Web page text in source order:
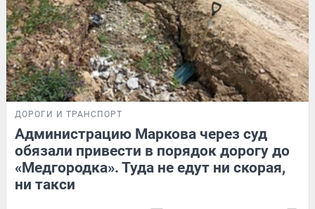
ДОРОГИ И ТРАНСПОРТ
Администрацию Маркова через суд
обязали привести в порядок дорогу до
«Медгородка». Туда не едут ни скорая,
ни такси